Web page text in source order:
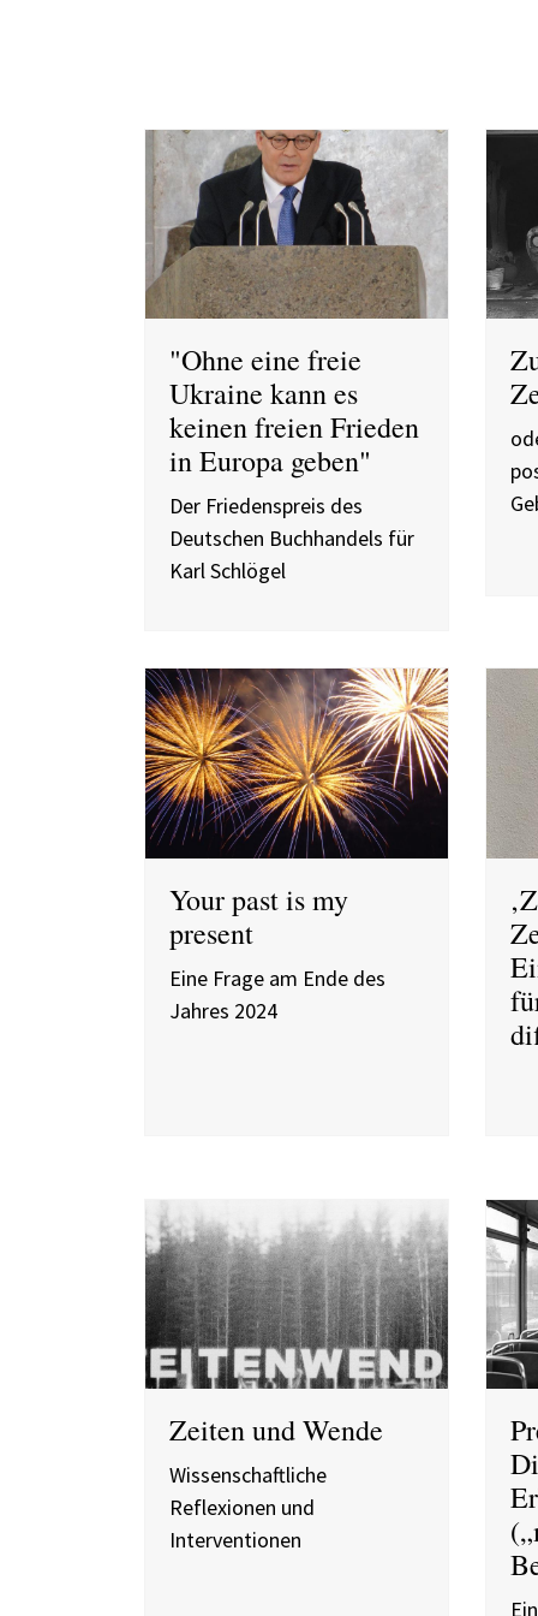
"Ohne eine freie
Ukraine kann es
keinen freien Frieden
in Europa geben"
Der Friedenspreis des
Deutschen Buchhandels für
Karl Schlögel
Your past is my
present
Eine Frage am Ende des
Jahres 2024
Zeiten und Wende
Wissenschaftliche
Reflexionen und
Interventionen